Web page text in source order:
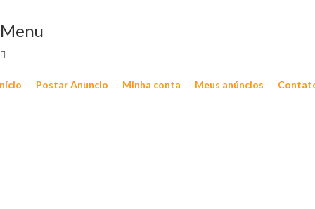
Menu
Postar Anuncio Minha conta Meus anúncios